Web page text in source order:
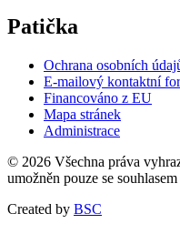
Patička
Ochrana osobních
E-mailový kontaktní
Financováno z EU
Mapa stránek
Administrace
© 2026 Všechna práva
umožněn pouze se
Created by BSC